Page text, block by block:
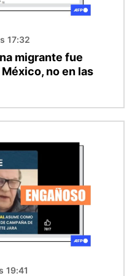
17:32
migrante fue
no en las
19:41